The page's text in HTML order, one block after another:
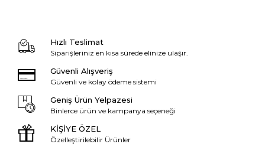
Hızlı Teslimat
Siparişleriniz en kısa sürede elinize ulaşır.
Güvenli Alışveriş
Güvenli ve kolay ödeme sistemi
Geniş Ürün Yelpazesi
Binlerce ürün ve kampanya seçeneği
KİŞİYE ÖZEL
Özelleştirilebilir Ürünler